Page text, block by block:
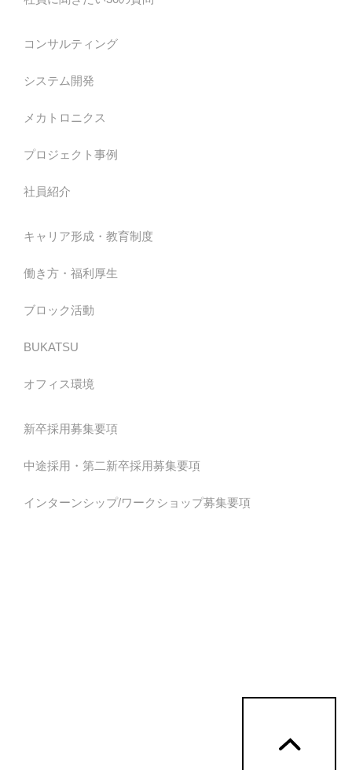
コンサルティング
システム開発
メカトロニクス
プロジェクト事例
社員紹介
キャリア形成・教育制度
働き方・福利厚生
ブロック活動
BUKATSU
オフィス環境
新卒採用募集要項
中途採用・第二新卒採用募集要項
インターンシップ/ワークショップ募集要項